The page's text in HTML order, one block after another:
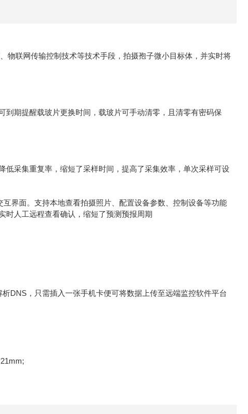
联网传输控制技术等技术手段，拍摄孢子微小目标体，并实时将
期提醒载玻片更换时间，载玻片可手动清零，且清零有密码保
采集重复率，缩短了采样时间，提高了采集效率，单次采样可设
界面。支持本地查看拍摄照片、配置设备参数、控制设备等功能
人工远程查看确认，缩短了预测预报周期
，只需插入一张手机卡便可将数据上传至远端监控软件平台